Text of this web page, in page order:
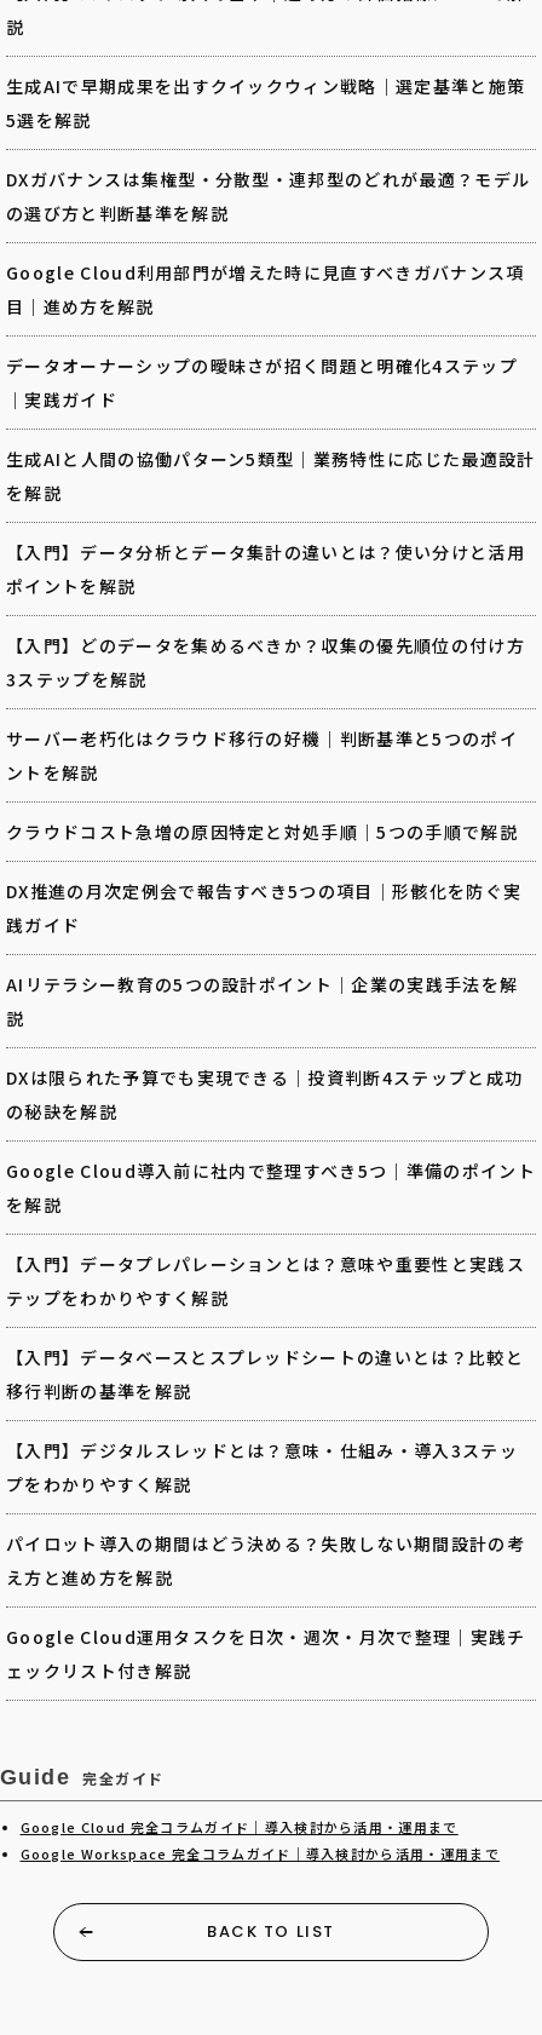
説
生成AIで早期成果を出すクイックウィン戦略｜選定基準と施策
5選を解説
DXガバナンスは集権型・分散型・連邦型のどれが最適？モデル
の選び方と判断基準を解説
Google Cloud利用部門が増えた時に見直すべきガバナンス項
目｜進め方を解説
データオーナーシップの曖昧さが招く問題と明確化4ステップ
｜実践ガイド
生成AIと人間の協働パターン5類型｜業務特性に応じた最適設計
を解説
【入門】データ分析とデータ集計の違いとは？使い分けと活用
ポイントを解説
【入門】どのデータを集めるべきか？収集の優先順位の付け方
3ステップを解説
サーバー老朽化はクラウド移行の好機｜判断基準と5つのポイ
ントを解説
クラウドコスト急増の原因特定と対処手順｜5つの手順で解説
DX推進の月次定例会で報告すべき5つの項目｜形骸化を防ぐ実
践ガイド
AIリテラシー教育の5つの設計ポイント｜企業の実践手法を解
説
DXは限られた予算でも実現できる｜投資判断4ステップと成功
の秘訣を解説
Google Cloud導入前に社内で整理すべき5つ｜準備のポイント
を解説
【入門】データプレパレーションとは？意味や重要性と実践ス
テップをわかりやすく解説
【入門】データベースとスプレッドシートの違いとは？比較と
移行判断の基準を解説
【入門】デジタルスレッドとは？意味・仕組み・導入3ステッ
プをわかりやすく解説
パイロット導入の期間はどう決める？失敗しない期間設計の考
え方と進め方を解説
Google Cloud運用タスクを日次・週次・月次で整理｜実践チ
ェックリスト付き解説
Guide 完全ガイド
Google Cloud 完全コラムガイド｜導入検討から活用・運用まで
Google Workspace 完全コラムガイド｜導入検討から活用・運用まで
BACK TO LIST